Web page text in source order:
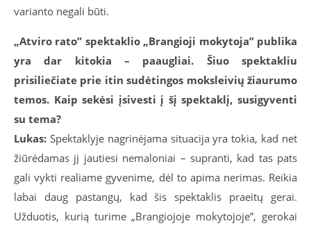
varianto negali būti.
„Atviro rato” spektaklio „Brangioji mokytoja” publika
yra dar kitokia – paaugliai. Šiuo spektakliu
prisiliečiate prie itin sudėtingos moksleivių žiaurumo
temos. Kaip sekėsi įsivesti į šį spektaklį, susigyventi
su tema?
Lukas: Spektaklyje nagrinėjama situacija yra tokia, kad net
žiūrėdamas jį jautiesi nemaloniai – supranti, kad tas pats
gali vykti realiame gyvenime, dėl to apima nerimas. Reikia
labai daug pastangų, kad šis spektaklis praeitų gerai.
Užduotis, kurią turime „Brangiojoje mokytojoje”, gerokai